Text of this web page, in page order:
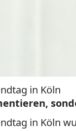
in Köln
in Köln